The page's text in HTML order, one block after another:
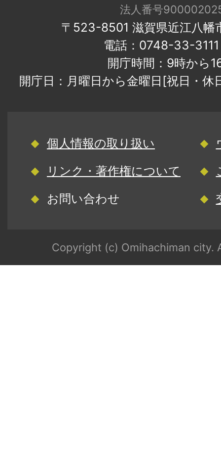
法人番号
〒523-8501 滋賀県近江八幡
電話：0748-33-
開庁時間：9時から
開庁日：月曜日から金曜日[祝日・
個人情報の取り扱い
リンク・著作権について
お問い合わせ
Copyright (c) Omihachiman city.